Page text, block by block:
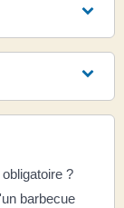
?
barbecue